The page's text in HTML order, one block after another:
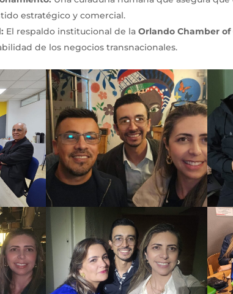
estratégico y comercial.
El respaldo institucional de laOrlando Chamber
de los negocios transnacionales.